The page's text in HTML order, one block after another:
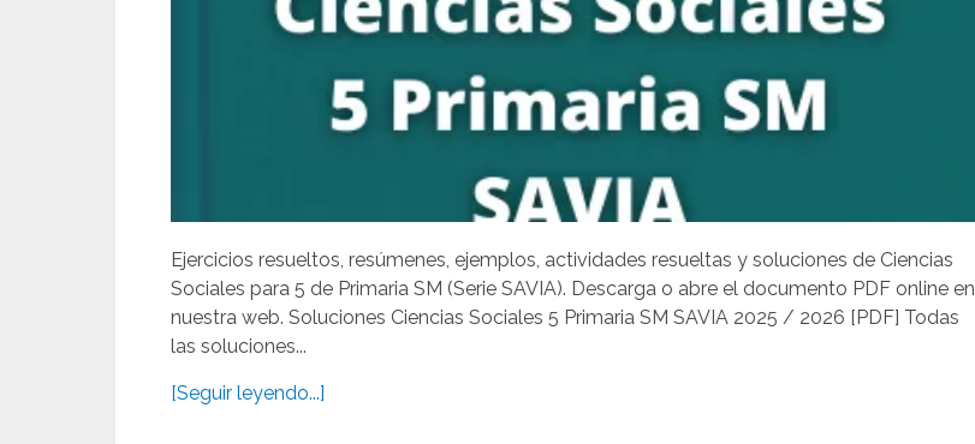
Ejercicios resueltos, resúmenes, ejemplos, actividades resueltas y soluciones de Ciencias
Sociales para 5 de Primaria SM (Serie SAVIA). Descarga o abre el documento PDF online en
nuestra web. Soluciones Ciencias Sociales 5 Primaria SM SAVIA 2025 / 2026 [PDF] Todas
las soluciones...
[Seguir leyendo...]